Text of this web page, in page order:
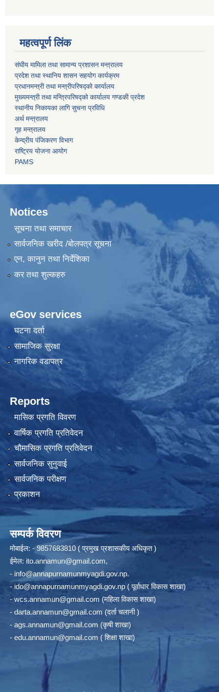
महत्वपूर्ण लिंक
संघीय मामिला तथा सामान्य प्रशासन मन्त्रालय
प्रदेश तथा स्थानिय शासन सहयोग कार्यक्रम
प्रधानमन्त्री तथा मन्त्रीपरिषद्को कार्यालय
मुख्यमन्त्री तथा मन्त्रिपरिषद्को कार्यालय गण्डकी प्रदेश
स्थानीय निकायका लागि सुचना प्रविधि
अर्थ मन्त्रालय
गृह मन्त्रालय
केन्द्रीय पंजिकरण विभाग
राष्ट्रिय योजना आयोग
PAMS
Notices
सूचना तथा समाचार
सार्वजनिक खरीद /बोलपत्र सूचना
एन, कानुन तथा निर्देशिका
कर तथा शुल्कहरु
eGov services
घटना दर्ता
सामाजिक सुरक्षा
नागरिक वडापत्र
Reports
मासिक प्रगति विवरण
वार्षिक प्रगति प्रतिवेदन
चौमासिक प्रगति प्रतिवेदन
सार्वजनिक सुनुवाई
सार्वजनिक परीक्षण
प्रकाशन
सम्पर्क विवरण
मोबाईल: - 9857683810 ( प्रमुख प्रशासकीय अधिकृत )
ईमेल: ito.annamun@gmail.com,
- info@annapurnamunmyagdi.gov.np.
- ido@annapurnamunmyagdi.gov.np ( पूर्वाधार विकास शाखा)
- wcs.annamun@gmail.com (महिला विकास शाखा)
- darta.annamun@gmail.com (दर्ता चलानी )
- ags.annamun@gmail.com (कृषी शाखा)
- edu.annamun@gmail.com ( शिक्षा शाखा)